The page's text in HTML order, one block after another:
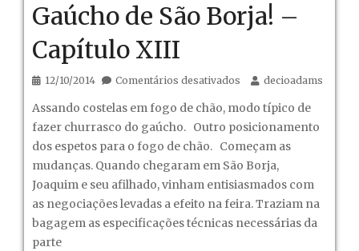
Gaúcho de São Borja! –
Capítulo XIII
12/10/2014 Comentários desativados em
Borja!
decioadams
Assando costelas em fogo de chão, modo típico de
fazer churrasco do gaúcho. Outro posicionamento
dos espetos para o fogo de chão. Começam as
mudanças. Quando chegaram em São Borja,
Joaquim e seu afilhado, vinham entisiasmados com
as negociações levadas a efeito na feira. Traziam na
bagagem as especificações técnicas necessárias da
parte